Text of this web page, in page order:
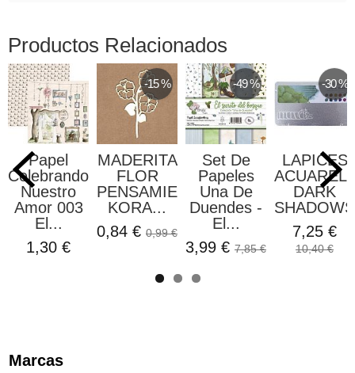
Marcas
Productos Relacionados
Papel
Celebrando
Nuestro
Amor 003
El...
1,30 €
-15 %
MADERITA
FLOR
PENSAMIENTO
KORA...
0,84 € 0,99 €
-49 %
Set De
Papeles
Una De
Duendes -
El...
3,99 € 7,85 €
-30 %
LAPICES
DARK
7,25 €
10,40 €